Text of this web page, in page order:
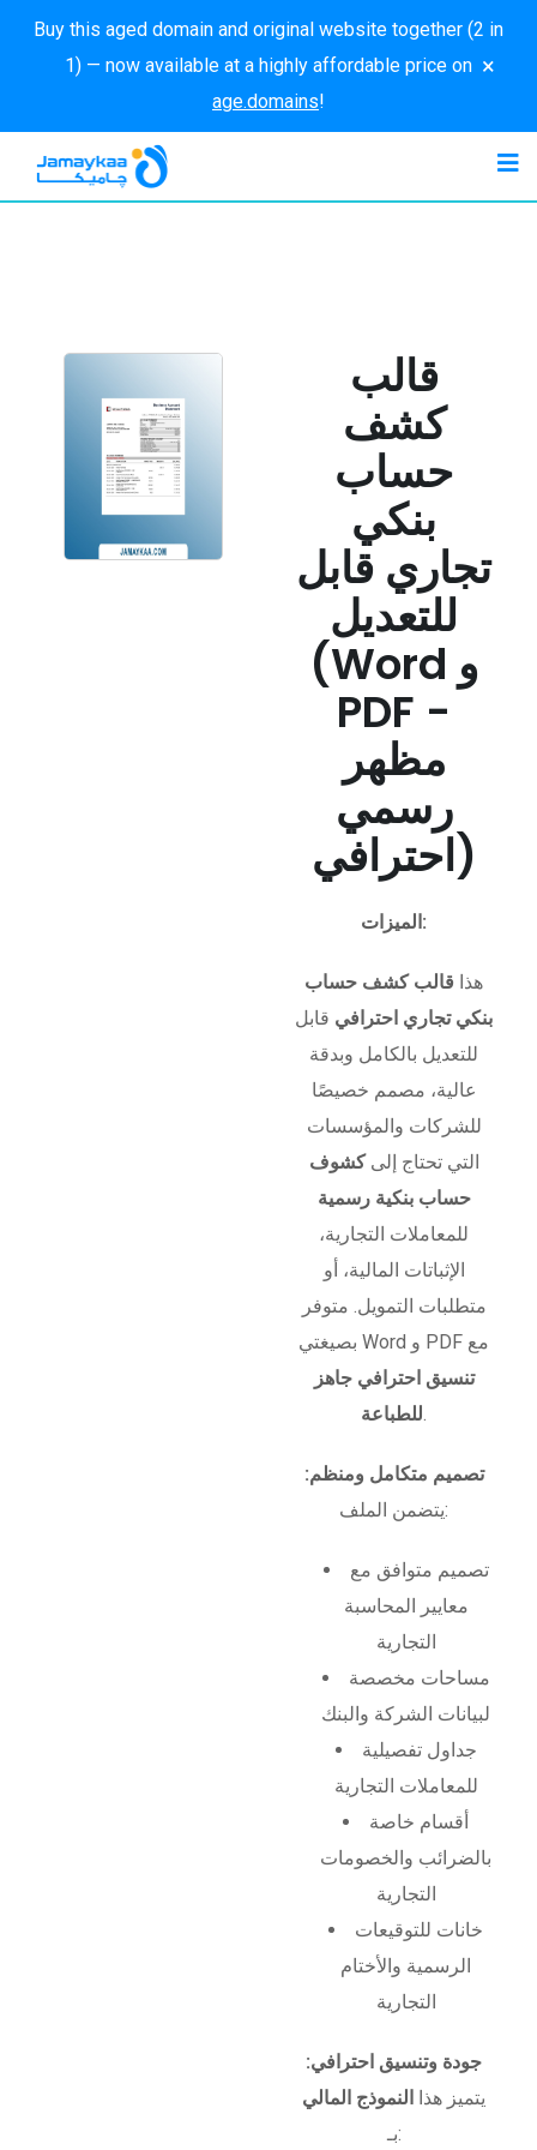
Buy this aged domain and original website together (2 in
1) — now available at a highly affordable price on
age.domains!
×
قالب
كشف
حساب
بنكي
تجاري قابل
للتعديل
(Word و
PDF -
مظهر
رسمي
احترافي)
الميزات:
هذا قالب كشف حساب
بنكي تجاري احترافي قابل
للتعديل بالكامل وبدقة
عالية، مصمم خصيصًا
للشركات والمؤسسات
التي تحتاج إلىكشوف
حساب بنكية رسمية
للمعاملات التجارية،
الإثباتات المالية، أو
متطلبات التمويل. متوفر
بصيغتي Word و PDF مع
تنسيق احترافي جاهز
للطباعة.
تصميم متكامل ومنظم:
يتضمن الملف:
تصميم متوافق مع
معايير المحاسبة
التجارية
مساحات مخصصة
لبيانات الشركة والبنك
جداول تفصيلية
للمعاملات التجارية
أقسام خاصة
بالضرائب والخصومات
التجارية
خانات للتوقيعات
الرسمية والأختام
التجارية
جودة وتنسيق احترافي:
يتميز هذا
النموذج المالي
بـ: